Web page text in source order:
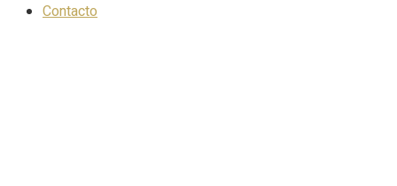
Contacto